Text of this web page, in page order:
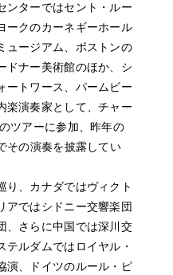
ンターではセント・ルー
ークのカーネギーホール
ュージアム、ボストンの
ドナー美術館のほか、シ
ートワース、パームビー
楽演奏家として、チャー
ツアーに参加、昨年の
その演奏を披露してい
り、カナダではヴィクト
アではシドニー交響楽団
、さらに中国では深川交
テルダムではロイヤル・
演、ドイツのルール・ピ